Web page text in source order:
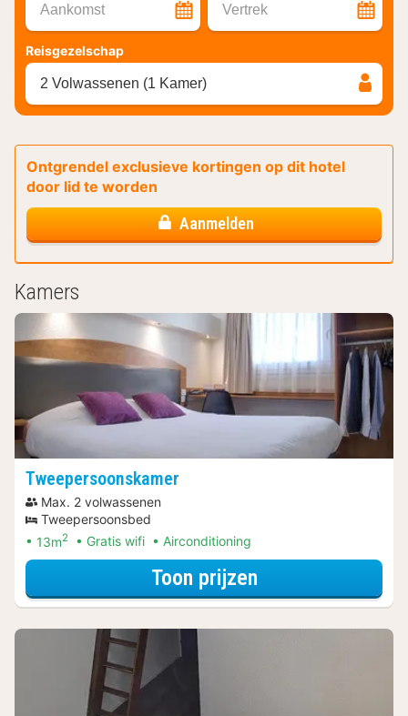
Aankomst Vertrek
Reisgezelschap
2 Volwassenen (1 Kamer)
Ontgrendel exclusieve kortingen op dit hotel
door lid te worden
Aanmelden
Kamers
Tweepersoonskamer
Max. 2 volwassenen
Tweepersoonsbed
13m2 Gratis wifi Airconditioning
Toon prijzenvoor